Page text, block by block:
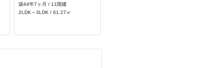
築44年7ヶ月 / 11階建
2LDK～3LDK / 61.27㎡